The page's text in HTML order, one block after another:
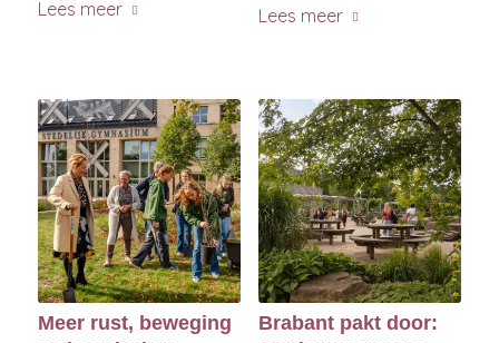
Lees meer
Lees meer
Meer rust, beweging
Brabant pakt door: